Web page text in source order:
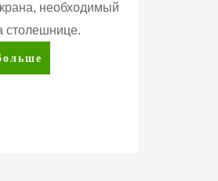
необходимый
столешнице.